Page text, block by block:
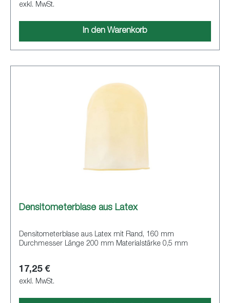
exkl. MwSt.
In den Warenkorb
Densitometerblase aus Latex
Densitometerblase aus Latex mit Rand, 160 mm
Durchmesser Länge 200 mm Materialstärke 0,5 mm
17,25 €
exkl. MwSt.